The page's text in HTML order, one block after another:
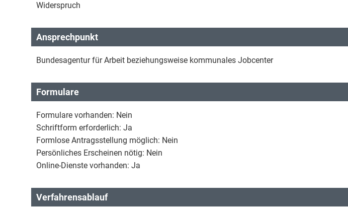
Widerspruch
Ansprechpunkt
Bundesagentur für Arbeit beziehungsweise kommunales Jobcenter
Formulare
Formulare vorhanden: Nein
Schriftform erforderlich: Ja
Formlose Antragsstellung möglich: Nein
Persönliches Erscheinen nötig: Nein
Online-Dienste vorhanden: Ja
Verfahrensablauf